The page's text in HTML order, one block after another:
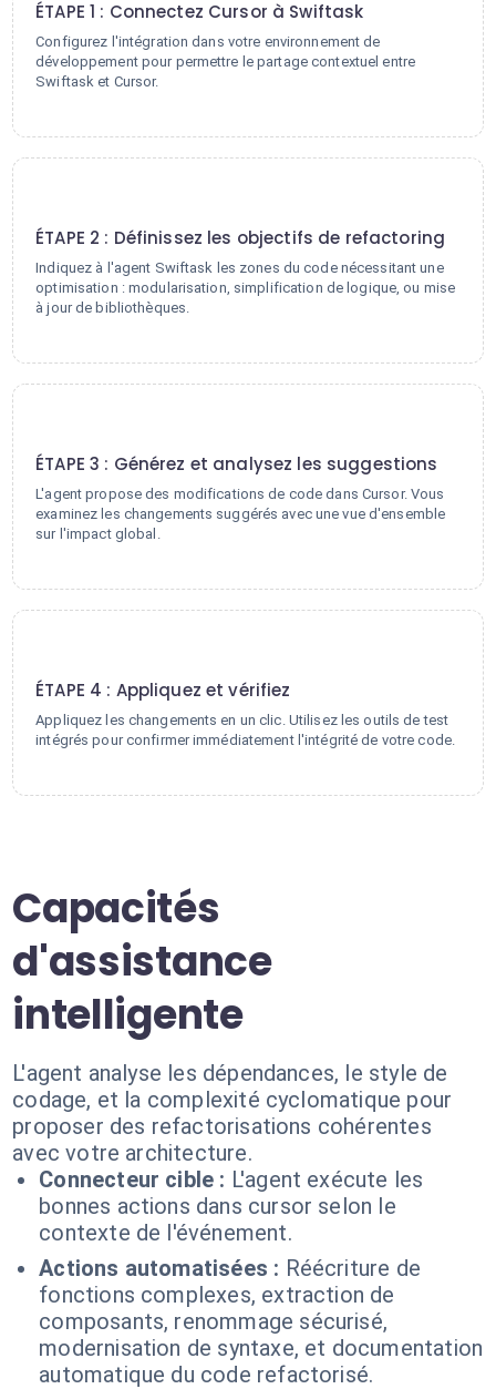
ÉTAPE 1 : Connectez Cursor à Swiftask
Configurez l'intégration dans votre environnement de
développement pour permettre le partage contextuel entre
Swiftask et Cursor.
ÉTAPE 2 : Définissez les objectifs de refactoring
Indiquez à l'agent Swiftask les zones du code nécessitant une
optimisation : modularisation, simplification de logique, ou mise
à jour de bibliothèques.
ÉTAPE 3 : Générez et analysez les suggestions
L'agent propose des modifications de code dans Cursor. Vous
examinez les changements suggérés avec une vue d'ensemble
sur l'impact global.
ÉTAPE 4 : Appliquez et vérifiez
Appliquez les changements en un clic. Utilisez les outils de test
intégrés pour confirmer immédiatement l'intégrité de votre code.
Capacités
d'assistance
intelligente
L'agent analyse les dépendances, le style de
codage, et la complexité cyclomatique pour
proposer des refactorisations cohérentes
avec votre architecture.
Connecteur cible : L'agent exécute les
bonnes actions dans cursor selon le
contexte de l'événement.
Actions automatisées : Réécriture de
fonctions complexes, extraction de
composants, renommage sécurisé,
modernisation de syntaxe, et documentation
automatique du code refactorisé.